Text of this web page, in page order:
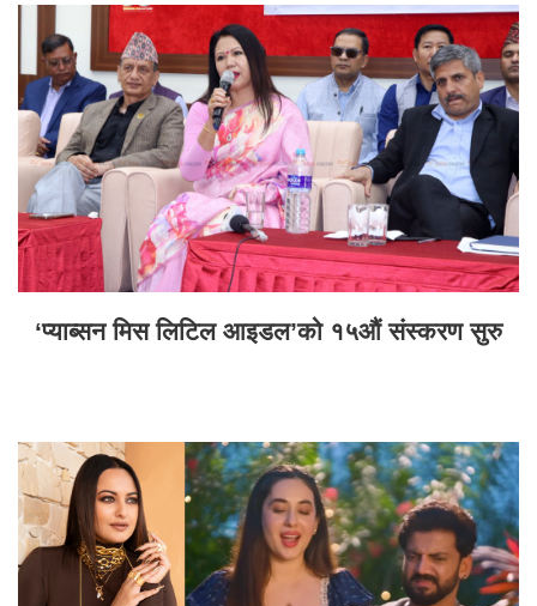
‘प्याब्सन मिस लिटिल आइडल’को १५औं संस्करण सुरु